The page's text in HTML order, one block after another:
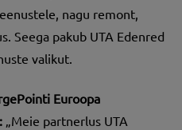
nagu remont,
Seega pakub UTA Edenred
valikut.
Euroopa
„Meie partnerlus UTA